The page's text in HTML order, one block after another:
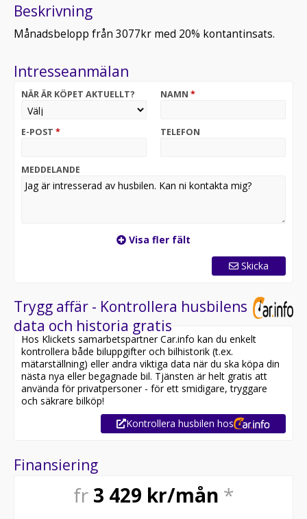
Beskrivning
Månadsbelopp från 3077kr med 20% kontantinsats.
Intresseanmälan
NÄR ÄR KÖPET AKTUELLT? NAMN *
E-POST * TELEFON
MEDDELANDE
Visa fler fält
Skicka
Trygg affär - Kontrollera husbilens
data och historia gratis
Hos Klickets samarbetspartner Car.info kan du enkelt
kontrollera både biluppgifter och bilhistorik (t.ex.
mätarställning) eller andra viktiga data när du ska köpa din
nästa nya eller begagnade bil. Tjänsten är helt gratis att
använda för privatpersoner - för ett smidigare, tryggare
och säkrare bilköp!
Kontrollera husbilen hos
Finansiering
fr 3 429 kr/mån *